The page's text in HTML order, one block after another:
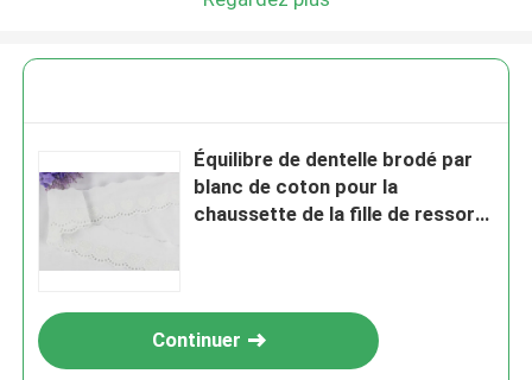
Équilibre de dentelle brodé par
blanc de coton pour la
chaussette de la fille de ressort
Continuer